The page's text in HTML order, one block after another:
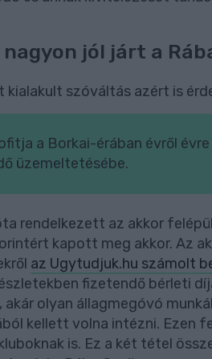
jól járt a
szóváltás azért is
a Borkai-érában évről
üzemeltetésébe.
rendelkezett az akkor
kapott meg akkor. Az
az Ugytudjuk.hu számolt
fizetendő bérleti
olyan állagmegóvó
kellett volna intézni. Ezen
is. Ez a két tétel